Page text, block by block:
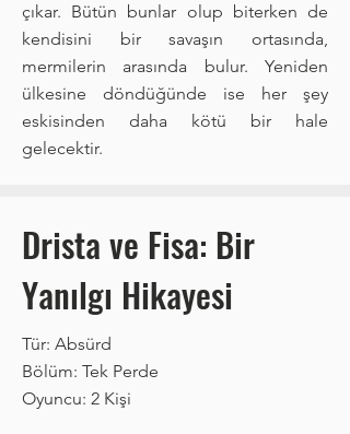
çıkar. Bütün bunlar olup biterken de
kendisini bir savaşın ortasında,
mermilerin arasında bulur. Yeniden
ülkesine döndüğünde ise her şey
eskisinden daha kötü bir hale
gelecektir.
Drista ve Fisa: Bir
Yanılgı Hikayesi
Tür: Absürd
Bölüm: Tek Perde
Oyuncu: 2 Kişi